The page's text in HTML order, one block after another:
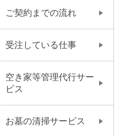
ご契約までの流れ
受注している仕事
空き家等管理代行サー
ビス
お墓の清掃サービス